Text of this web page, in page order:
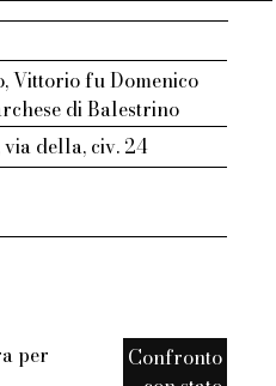
Vittorio fu Domenico
di Balestrino
della, civ. 24
per
Confronto